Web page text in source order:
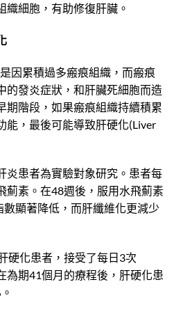
織細胞，有助修復肝臟。
因累積過多瘢痕組織，而瘢痕
的發炎症狀，和肝臟死細胞而造
期階段，如果瘢痕組織持續積累
能，最後可能導致肝硬化(Liver
炎患者為實驗對象研究。患者每
薊素。在48週後，服用水飛薊素
數顯著降低，而肝纖維化更減少
硬化患者，接受了每日3次
為期41個月的療程後，肝硬化患